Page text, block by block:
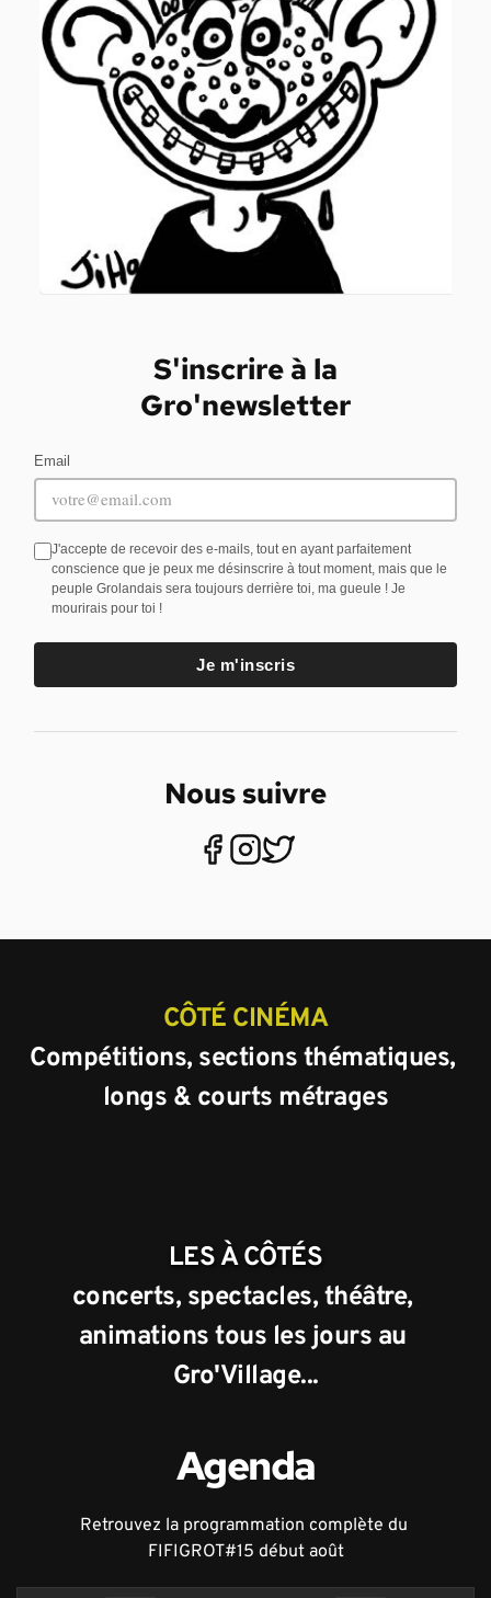
S'inscrire à la
Gro'newsletter
Email
J'accepte de recevoir des e-mails, tout en ayant parfaitement
conscience que je peux me désinscrire à tout moment, mais que le
peuple Grolandais sera toujours derrière toi, ma gueule ! Je
mourirais pour toi !
Je m'inscris
Nous suivre
CÔTÉ CINÉMA
Compétitions, sections thématiques,
longs & courts métrages
LES À CÔTÉS
concerts, spectacles, théâtre,
animations tous les jours au
Gro'Village...
Agenda
Retrouvez la programmation complète du
FIFIGROT#15 début août